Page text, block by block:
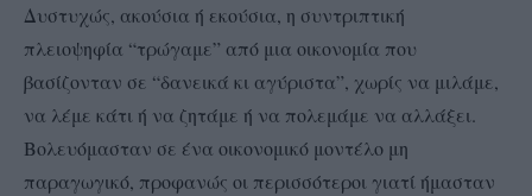
Δυστυχώς, ακούσια ή εκούσια, η συντριπτική
πλειοψηφία “τρώγαμε” από μια οικονομία που
βασίζονταν σε “δανεικά κι αγύριστα”, χωρίς να μιλάμε,
να λέμε κάτι ή να ζητάμε ή να πολεμάμε να αλλάξει.
Βολευόμασταν σε ένα οικονομικό μοντέλο μη
παραγωγικό, προφανώς οι περισσότεροι γιατί ήμασταν